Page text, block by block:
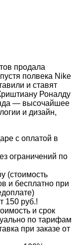
продала
полвека Nike
и ставят
Роналду
— высочайшее
и дизайн,
с оплатой в
ограничений по
(стоимость
и бесплатно при
150 руб.!
и срок
по тарифам
при заказе от